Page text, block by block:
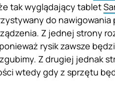
tak wyglądający tablet
do
Z jednej strony
rysik zawsze
Z drugiej jednak
wtedy gdy z sprzętu